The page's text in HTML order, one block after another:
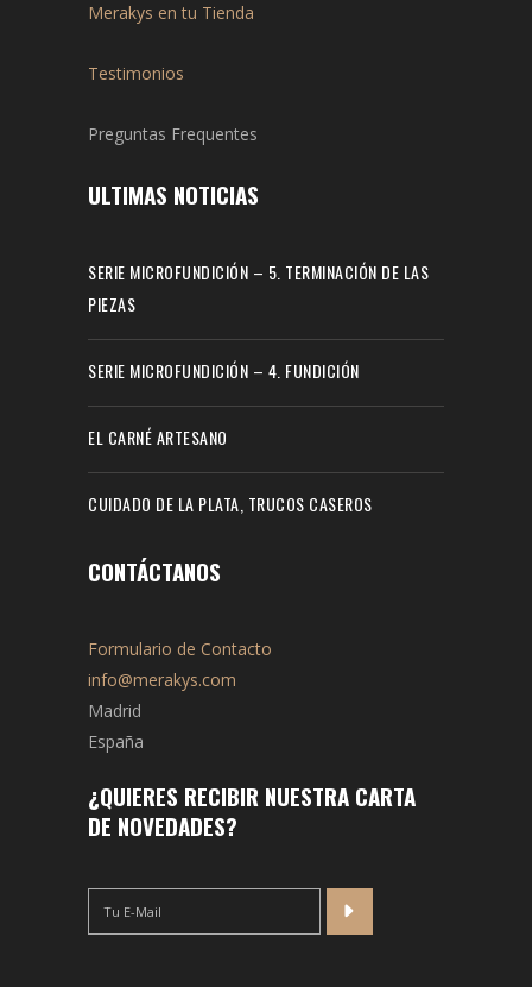
Merakys en tu Tienda
Testimonios
Preguntas Frequentes
ULTIMAS NOTICIAS
SERIE MICROFUNDICIÓN – 5. TERMINACIÓN DE LAS
PIEZAS
SERIE MICROFUNDICIÓN – 4. FUNDICIÓN
EL CARNÉ ARTESANO
CUIDADO DE LA PLATA, TRUCOS CASEROS
CONTÁCTANOS
Formulario de Contacto
info@merakys.com
Madrid
España
¿QUIERES RECIBIR NUESTRA CARTA
DE NOVEDADES?